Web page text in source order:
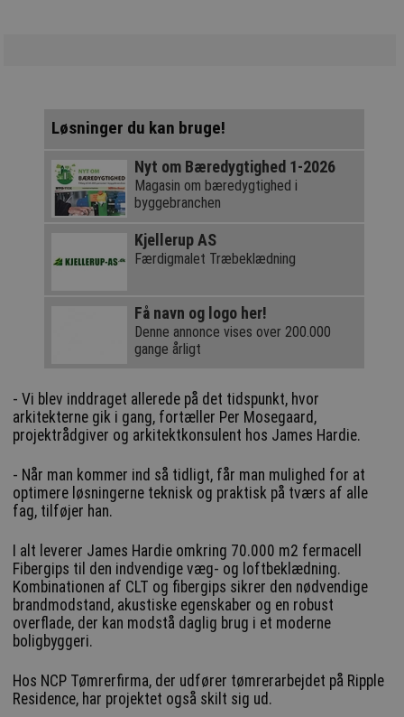
Løsninger du kan bruge!
Nyt om Bæredygtighed 1-2026
Magasin om bæredygtighed i
byggebranchen
Kjellerup AS
Færdigmalet Træbeklædning
Få navn og logo her!
Denne annonce vises over 200.000
gange årligt
- Vi blev inddraget allerede på det tidspunkt, hvor
arkitekterne gik i gang, fortæller Per Mosegaard,
projektrådgiver og arkitektkonsulent hos James Hardie.
- Når man kommer ind så tidligt, får man mulighed for at
optimere løsningerne teknisk og praktisk på tværs af alle
fag, tilføjer han.
I alt leverer James Hardie omkring 70.000 m2 fermacell
Fibergips til den indvendige væg- og loftbeklædning.
Kombinationen af CLT og fibergips sikrer den nødvendige
brandmodstand, akustiske egenskaber og en robust
overflade, der kan modstå daglig brug i et moderne
boligbyggeri.
Hos NCP Tømrerfirma, der udfører tømrerarbejdet på Ripple
Residence, har projektet også skilt sig ud.